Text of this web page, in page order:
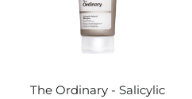
The Ordinary - Salicylic